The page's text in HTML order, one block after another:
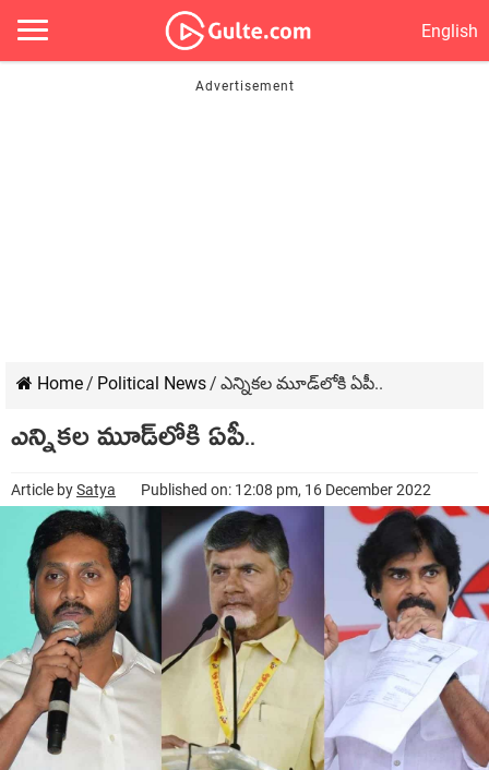
English
Home/ Political News/ ఎన్నిక‌ల మూడ్‌లోకి ఏపీ..
ఎన్నిక‌ల మూడ్‌లోకి ఏపీ..
Article bySatya Published on: 12:08 pm, 16 December 2022